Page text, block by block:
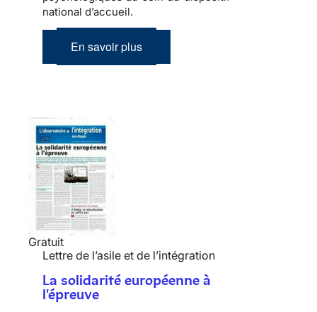
national d’accueil.
En savoir plus
Gratuit
Lettre de l’asile et de l’intégration
La solidarité européenne à
l'épreuve